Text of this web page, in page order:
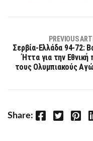
PREVIOUS
Σερβία-Ελλάδα 94-72:
Ήττα για την Εθνική
τους Ολυμπιακούς
Share: Facebook Twitter Pinterest